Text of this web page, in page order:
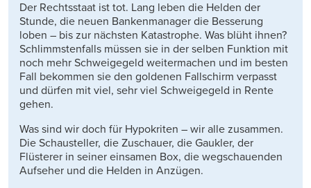
Der Rechtsstaat ist tot. Lang leben die Helden der
Stunde, die neuen Bankenmanager die Besserung
loben – bis zur nächsten Katastrophe. Was blüht ihnen?
Schlimmstenfalls müssen sie in der selben Funktion mit
noch mehr Schweigegeld weitermachen und im besten
Fall bekommen sie den goldenen Fallschirm verpasst
und dürfen mit viel, sehr viel Schweigegeld in Rente
gehen.
Was sind wir doch für Hypokriten – wir alle zusammen.
Die Schausteller, die Zuschauer, die Gaukler, der
Flüsterer in seiner einsamen Box, die wegschauenden
Aufseher und die Helden in Anzügen.